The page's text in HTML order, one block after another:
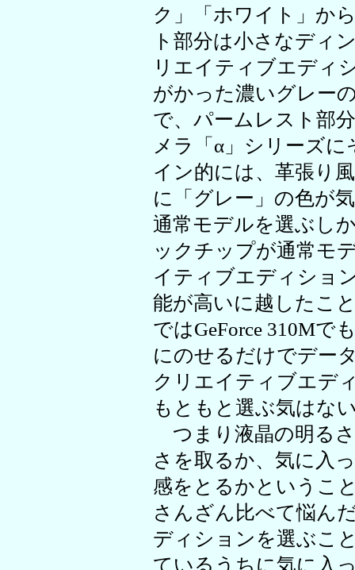
ク」「ホワイト」か
ト部分は小さなディ
リエイティブエディ
がかった濃いグレー
で、パームレスト部
メラ「α」シリーズ
イン的には、革張り
に「グレー」の色が
通常モデルを選ぶし
ックチップが通常モ
イティブエディショ
能が高いに越したこ
ではGeForce 310Mで
にのせるだけでデー
クリエイティブエデ
もともと選ぶ気はな
つまり液晶の明る
さを取るか、気に入
感をとるかというこ
さんざん比べて悩ん
ディションを選ぶこ
ているうちに気に入